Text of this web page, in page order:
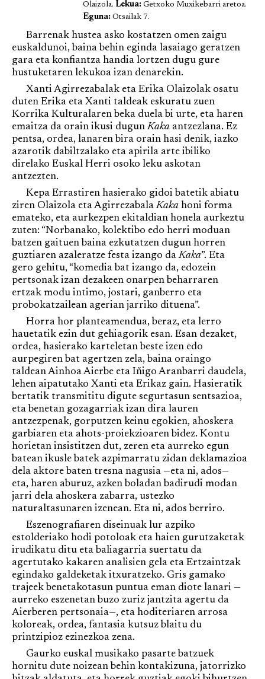
Olaizola. Lekua: Getxoko Muxikebarri aretoa.
Eguna: Otsailak 7.
Barrenak hustea asko kostatzen omen zaigu
euskaldunoi, baina behin eginda lasaiago geratzen
gara eta konfiantza handia lortzen dugu gure
hustuketaren lekukoa izan denarekin.
Xanti Agirrezabalak eta Erika Olaizolak osatu
duten Erika eta Xanti taldeak eskuratu zuen
Korrika Kulturalaren beka duela bi urte, eta haren
emaitza da orain ikusi dugunKaka antzezlana. Ez
pentsa, ordea, lanaren bira orain hasi denik, iazko
azarotik dabiltzalako eta apirila arte ibiliko
direlako Euskal Herri osoko leku askotan
antzezten.
Kepa Errastiren hasierako gidoi batetik abiatu
ziren Olaizola eta AgirrezabalaKaka honi forma
emateko, eta aurkezpen ekitaldian honela aurkeztu
zuten: “Norbanako, kolektibo edo herri moduan
batzen gaituen baina ezkutatzen dugun horren
guztiaren azaleratze festa izango daKaka”. Eta
gero gehitu, “komedia bat izango da, edozein
pertsonak izan dezakeen onarpen beharraren
ertzak modu intimo, jostari, ganberro eta
probokatzailean agerian jarriko dituena”.
Horra hor planteamendua, beraz, eta lerro
hauetatik ezin dut gehiagorik esan. Esan dezaket,
ordea, hasierako karteletan beste izen edo
aurpegiren bat agertzen zela, baina oraingo
taldean Ainhoa Aierbe eta Iñigo Aranbarri daudela,
lehen aipatutako Xanti eta Erikaz gain. Hasieratik
bertatik transmititu digute segurtasun sentsazioa,
eta benetan gozagarriak izan dira lauren
antzezpenak, gorputzen keinu egokien, ahoskera
garbiaren eta ahots-proiekzioaren bidez. Kontu
horietan insistitzen dut, zeren eta aurreko egun
batean ikusle batek azpimarratu zidan deklamazioa
dela aktore baten tresna nagusia —eta ni, ados—
eta, haren aburuz, azken boladan badirudi modan
jarri dela ahoskera zabarra, ustezko
naturaltasunaren izenean. Eta ni, ados berriro.
Eszenografiaren diseinuak lur azpiko
estolderiako hodi potoloak eta haien gurutzaketak
irudikatu ditu eta baliagarria suertatu da
agertutako kakaren analisien gela eta Ertzaintzak
egindako galdeketak itxuratzeko. Gris gamako
trajeek benetakotasun puntua eman diote lanari —
aurreko eszenetan buzo zuriz jantzita agertu da
Aierberen pertsonaia—, eta hoditeriaren arrosa
koloreak, ordea, fantasia kutsuz blaitu du
printzipioz ezinezkoa zena.
Gaurko euskal musikako pasarte batzuek
hornitu dute noizean behin kontakizuna, jatorrizko